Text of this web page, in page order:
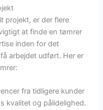
projekt, er der flere
at finde en tømrer
inden for det
arbejdet udført. Her er
fra tidligere kunder
kvalitet og pålidelighed.